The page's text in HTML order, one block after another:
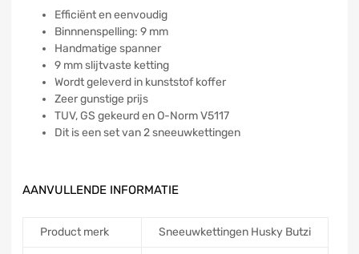
Efficiënt en eenvoudig
Binnnenspelling: 9 mm
Handmatige spanner
9 mm slijtvaste ketting
Wordt geleverd in kunststof koffer
Zeer gunstige prijs
TUV, GS gekeurd en O-Norm V5117
Dit is een set van 2 sneeuwkettingen
AANVULLENDE INFORMATIE
Product merk Sneeuwkettingen Husky Butzi